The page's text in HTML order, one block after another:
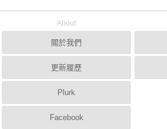
About
關於我們
更新履歷
Plurk
Facebook